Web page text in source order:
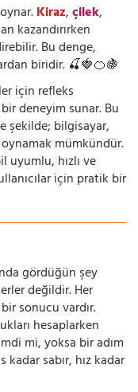
Kiraz,çilek,
kazandırırken
Bu denge,
biridir. 🍒🍓🍊🍇
için refleks
deneyim sunar. Bu
şekilde; bilgisayar,
mümkündür.
uyumlu, hızlı ve
için pratik bir
gördüğün şey
değildir. Her
sonucu vardır.
hesaplarken
mi, yoksa bir adım
kadar sabır, hız kadar